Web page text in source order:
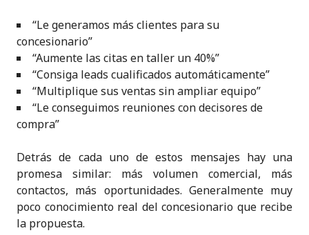
“Le generamos más clientes para su
concesionario”
“Aumente las citas en taller un 40%”
“Consiga leads cualificados automáticamente”
“Multiplique sus ventas sin ampliar equipo”
“Le conseguimos reuniones con decisores de
compra”
Detrás de cada uno de estos mensajes hay una
promesa similar: más volumen comercial, más
contactos, más oportunidades. Generalmente muy
poco conocimiento real del concesionario que recibe
la propuesta.